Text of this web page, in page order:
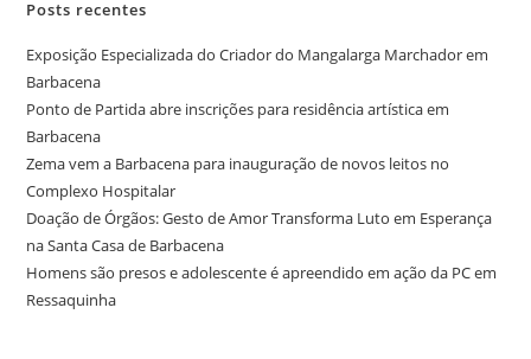
Posts recentes
Exposição Especializada do Criador do Mangalarga Marchador em
Barbacena
Ponto de Partida abre inscrições para residência artística em
Barbacena
Zema vem a Barbacena para inauguração de novos leitos no
Complexo Hospitalar
Doação de Órgãos: Gesto de Amor Transforma Luto em Esperança
na Santa Casa de Barbacena
Homens são presos e adolescente é apreendido em ação da PC em
Ressaquinha